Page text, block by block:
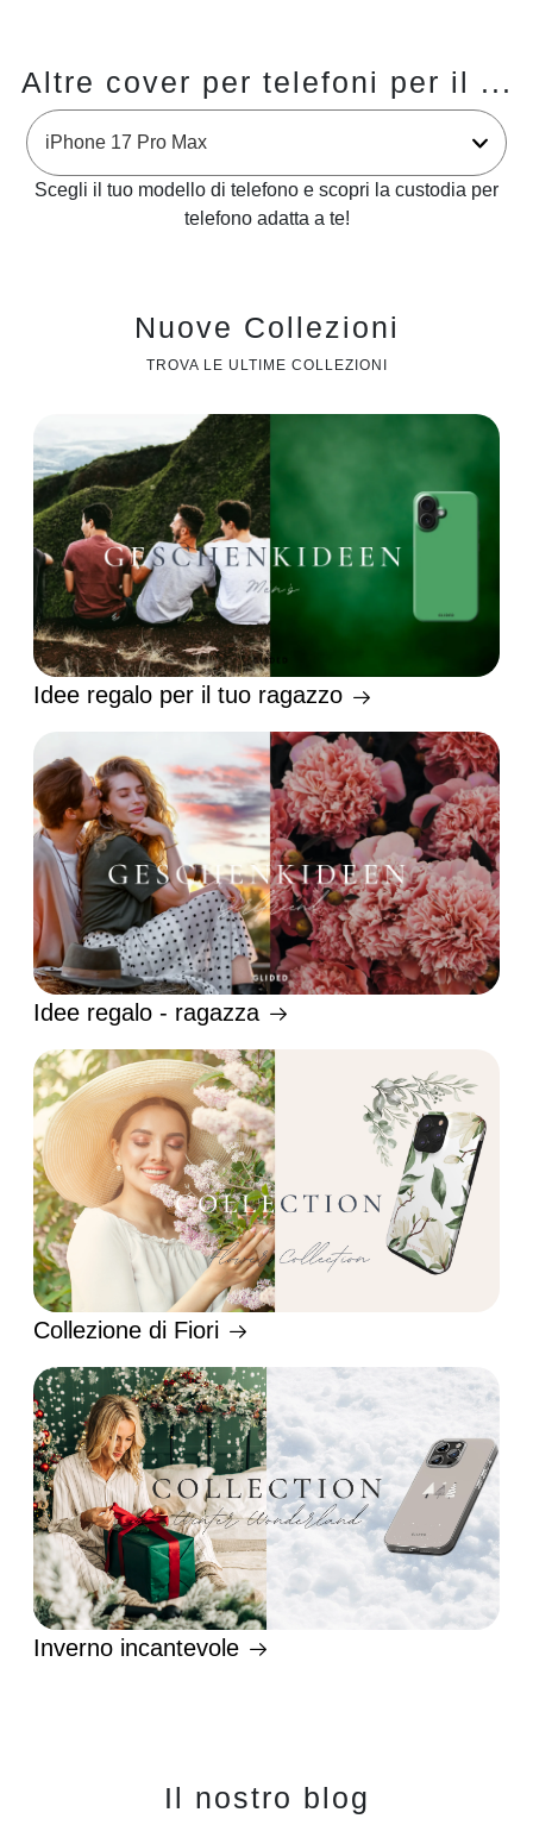
Altre cover per telefoni per il ...
Scegli il tuo modello di telefono e scopri la custodia per
telefono adatta a te!
Nuove Collezioni
TROVA LE ULTIME COLLEZIONI
Idee regalo per il tuo ragazzo
Idee regalo - ragazza
Collezione di Fiori
Inverno incantevole
Il nostro blog